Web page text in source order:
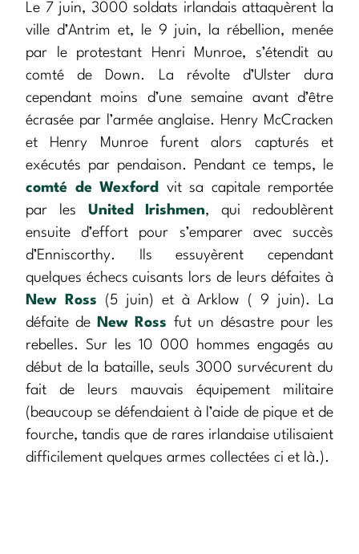
Le 7 juin, 3000 soldats irlandais attaquèrent la
ville d’Antrim et, le 9 juin, la rébellion, menée
par le protestant Henri Munroe, s’étendit au
comté de Down. La révolte d’Ulster dura
cependant moins d’une semaine avant d’être
écrasée par l’armée anglaise. Henry McCracken
et Henry Munroe furent alors capturés et
exécutés par pendaison. Pendant ce temps, le
comté de Wexford
vit sa capitale remportée
par les United Irishmen, qui redoublèrent
ensuite d’effort pour s’emparer avec succès
d’Enniscorthy. Ils essuyèrent cependant
quelques échecs cuisants lors de leurs défaites à
New Ross (5 juin) et à Arklow ( 9 juin). La
défaite de
New Ross fut un désastre pour les
rebelles. Sur les 10 000 hommes engagés au
début de la bataille, seuls 3000 survécurent du
fait de leurs mauvais équipement militaire
(beaucoup se défendaient à l’aide de pique et de
fourche, tandis que de rares irlandaise utilisaient
difficilement quelques armes collectées ci et là.).